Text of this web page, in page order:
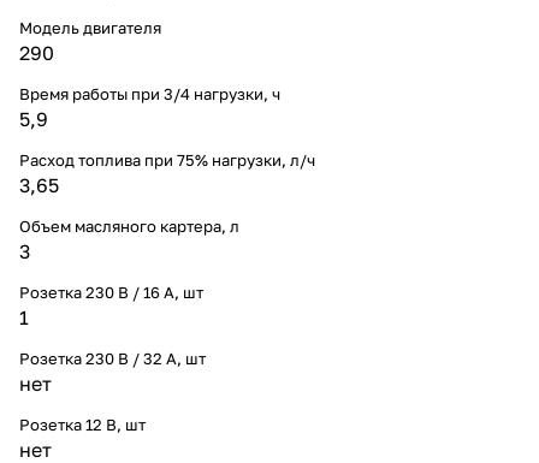
Модель двигателя
290
Время работы при 3/4 нагрузки, ч
5,9
Расход топлива при 75% нагрузки, л/ч
3,65
Объем масляного картера, л
3
Розетка 230 В / 16 А, шт
1
Розетка 230 В / 32 А, шт
нет
Розетка 12 В, шт
нет